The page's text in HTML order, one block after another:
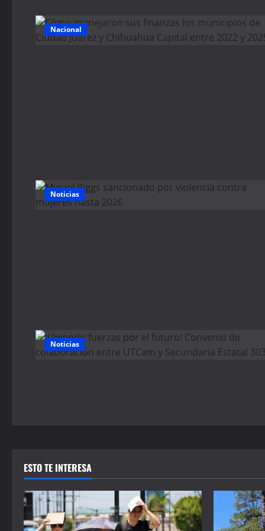
Nacional
Noticias
Noticias
ESTO TE INTERESA